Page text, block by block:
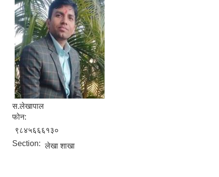
स.लेखापाल
फोन:
९८४५६६६१३०
Section: लेखा शाखा